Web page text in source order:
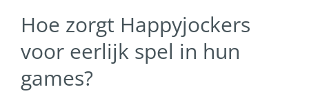
Hoe zorgt Happyjockers
voor eerlijk spel in hun
games?